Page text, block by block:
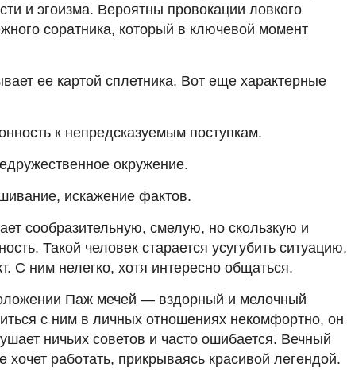
и эгоизма. Вероятны провокации ловкого
соратника, который в ключевой момент
ее картой сплетника. Вот еще характерные
к непредсказуемым поступкам.
окружение.
искажение фактов.
сообразительную, смелую, но скользкую и
Такой человек старается усугубить ситуацию,
С ним нелегко, хотя интересно общаться.
Паж мечей — вздорный и мелочный
с ним в личных отношениях некомфортно, он
ничьих советов и часто ошибается. Вечный
хочет работать, прикрываясь красивой легендой.